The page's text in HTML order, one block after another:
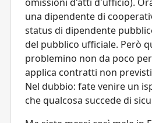
una dipendente di
status di dipendente
del pubblico ufficiale. Però
problemino non da poco
applica contratti non
Nel dubbio: fate venire un
che qualcosa succede di